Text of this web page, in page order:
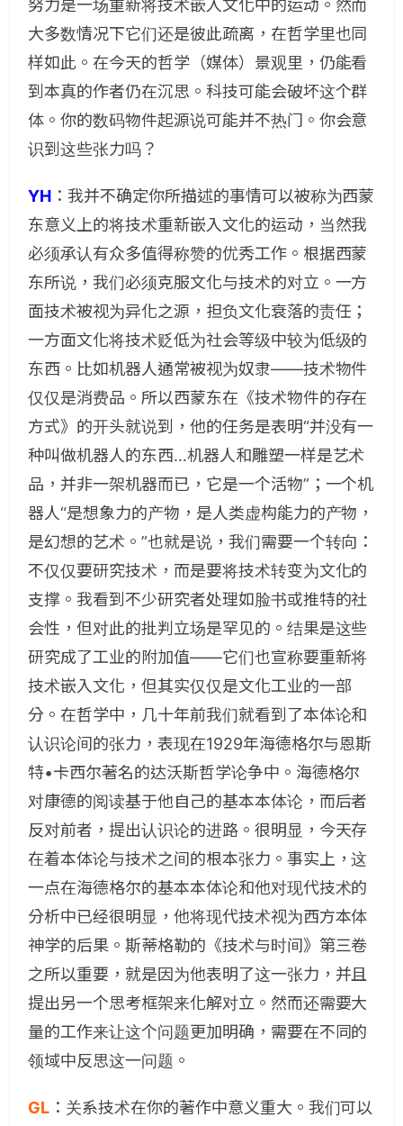
努力是一场重新将技术嵌入文化中的运动。然而
大多数情况下它们还是彼此疏离，在哲学里也同
样如此。在今天的哲学（媒体）景观里，仍能看
到本真的作者仍在沉思。科技可能会破坏这个群
体。你的数码物件起源说可能并不热门。你会意
识到这些张力吗？
YH ：我并不确定你所描述的事情可以被称为西蒙
东意义上的将技术重新嵌入文化的运动，当然我
必须承认有众多值得称赞的优秀工作。根据西蒙
东所说，我们必须克服文化与技术的对立。一方
面技术被视为异化之源，担负文化衰落的责任；
一方面文化将技术贬低为社会等级中较为低级的
东西。比如机器人通常被视为奴隶——技术物件
仅仅是消费品。所以西蒙东在《技术物件的存在
方式》的开头就说到，他的任务是表明“并没有一
种叫做机器人的东西…机器人和雕塑一样是艺术
品，并非一架机器而已，它是一个活物”；一个机
器人“是想象力的产物，是人类虚构能力的产物，
是幻想的艺术。”也就是说，我们需要一个转向：
不仅仅要研究技术，而是要将技术转变为文化的
支撑。我看到不少研究者处理如脸书或推特的社
会性，但对此的批判立场是罕见的。结果是这些
研究成了工业的附加值——它们也宣称要重新将
技术嵌入文化，但其实仅仅是文化工业的一部
分。在哲学中，几十年前我们就看到了本体论和
认识论间的张力，表现在1929年海德格尔与恩斯
特•卡西尔著名的达沃斯哲学论争中。海德格尔
对康德的阅读基于他自己的基本本体论，而后者
反对前者，提出认识论的进路。很明显，今天存
在着本体论与技术之间的根本张力。事实上，这
一点在海德格尔的基本本体论和他对现代技术的
分析中已经很明显，他将现代技术视为西方本体
神学的后果。斯蒂格勒的《技术与时间》第三卷
之所以重要，就是因为他表明了这一张力，并且
提出另一个思考框架来化解对立。然而还需要大
量的工作来让这个问题更加明确，需要在不同的
领域中反思这一问题。
GL ：关系技术在你的著作中意义重大。我们可以